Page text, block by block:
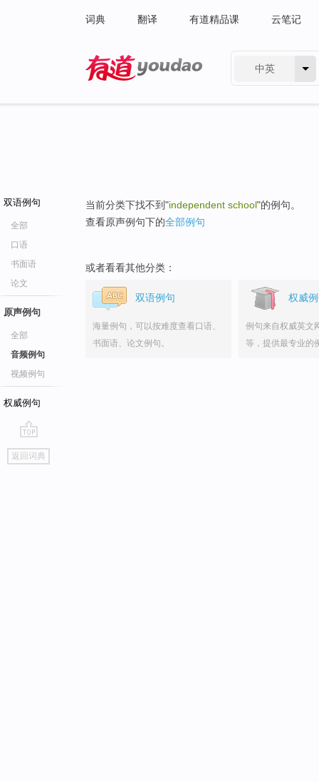
词典 翻译 有道精品课 云笔记
中英
双语例句
全部
口语
书面语
论文
原声例句
全部
音频例句
视频例句
权威例句
go
top
返回词典
当前分类下找不到"independent school"的例句。
查看原声例句下的全部例句
或者看看其他分类：
双语例句
海量例句，可以按难度查看口语、
书面语、论文例句。
权威
例句来自权威英文
等，提供最专业的